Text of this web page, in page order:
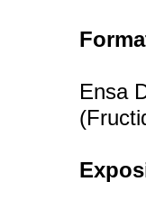
Ensa
liées